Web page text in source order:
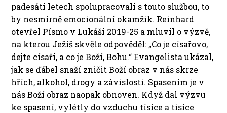
padesáti letech spolupracovali s touto službou, to
by nesmírně emocionální okamžik. Reinhard
otevřel Písmo v Lukáši 20:19-25 a mluvil o výzvě,
na kterou Ježíš skvěle odpověděl: „Co je císařovo,
dejte císaři, a co je Boží, Bohu.“ Evangelista ukázal,
jak se ďábel snaží zničit Boží obraz v nás skrze
hřích, alkohol, drogy a závislosti. Spasením je v
nás Boží obraz naopak obnoven. Když dal výzvu
ke spasení, vylétly do vzduchu tísíce a tisíce